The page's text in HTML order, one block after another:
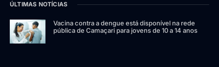
ÚLTIMAS NOTÍCIAS
Vacina contra a dengue está disponível na rede
pública de Camaçari para jovens de 10 a 14 anos